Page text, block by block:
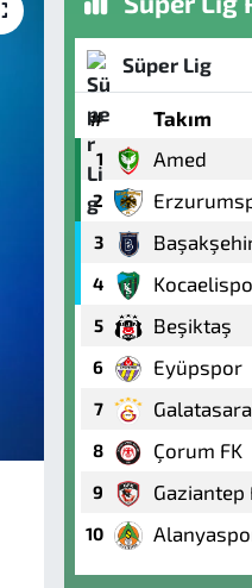
Süper Lig
# Takım
1 Amed
2
3
4
5 Beşiktaş
6 Eyüpspor
7
8 Çorum FK
9 Gaziantep
10